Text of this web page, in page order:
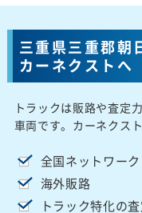
三重県三重郡朝
カーネクストへ
トラックは販路や査定
車両です。カーネクスト
全国ネットワーク
海外販路
トラック特化の